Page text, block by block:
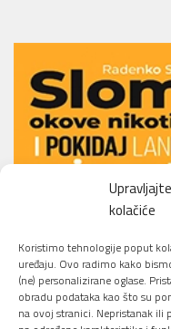
kolačiće
Koristimo tehnologije poput
uređaju. Ovo radimo kako
(ne) personalizirane oglase.
obradu podataka kao što su
na ovoj stranici. Nepristanak ili
Li.O.N.S.